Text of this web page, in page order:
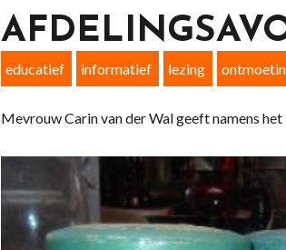
educatief informatief lezing
Mevrouw Carin van der Wal geeft namens